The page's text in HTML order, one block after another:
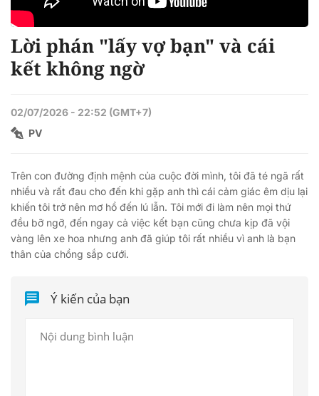
Lời phán "lấy vợ bạn" và cái
kết không ngờ
02/07/2026 - 22:52 (GMT+7)
PV
Trên con đường định mệnh của cuộc đời mình, tôi đã té ngã rất
nhiều và rất đau cho đến khi gặp anh thì cái cảm giác êm dịu lại
khiến tôi trở nên mơ hồ đến lú lẫn. Tôi mới đi làm nên mọi thứ
đều bỡ ngỡ, đến ngay cả việc kết bạn cũng chưa kịp đã vội
vàng lên xe hoa nhưng anh đã giúp tôi rất nhiều vì anh là bạn
thân của chồng sắp cưới.
Ý kiến của bạn